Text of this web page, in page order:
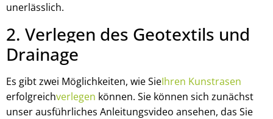
unerlässlich.
2. Verlegen des Geotextils und
Drainage
Es gibt zwei Möglichkeiten, wie SieIhren Kunstrasen
erfolgreichverlegen können. Sie können sich zunächst
unser ausführliches Anleitungsvideo ansehen, das Sie